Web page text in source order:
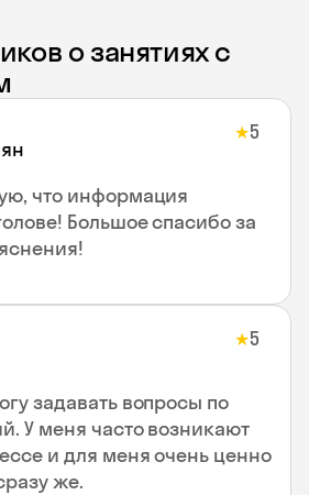
о занятиях с
★5
что информация
Большое спасибо за
★5
задавать вопросы по
У меня часто возникают
и для меня очень ценно
же.